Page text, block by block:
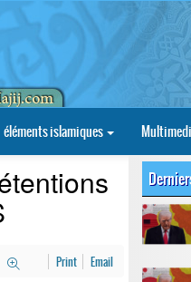
éléments islamiques
Print Email